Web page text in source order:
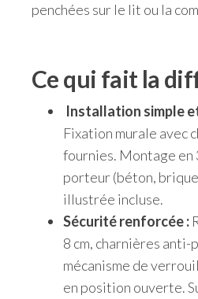
penchées sur le lit ou la
Ce qui fait la
Installation simple
Fixation murale avec
fournies. Montage en
porteur (béton,
illustrée incluse.
Sécurité renforcée :
8 cm, charnières anti-
mécanisme de
en position ouverte.